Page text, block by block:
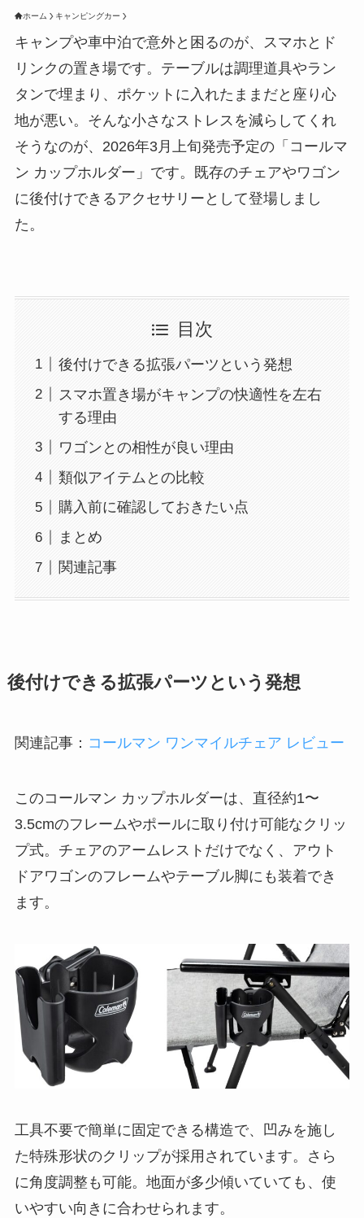
ホーム キャンピングカー
キャンプや車中泊で意外と困るのが、スマホとド
リンクの置き場です。テーブルは調理道具やラン
タンで埋まり、ポケットに入れたままだと座り心
地が悪い。そんな小さなストレスを減らしてくれ
そうなのが、2026年3月上旬発売予定の「コールマ
ン カップホルダー」です。既存のチェアやワゴン
に後付けできるアクセサリーとして登場しまし
た。
目次
後付けできる拡張パーツという発想
スマホ置き場がキャンプの快適性を左右
する理由
ワゴンとの相性が良い理由
類似アイテムとの比較
購入前に確認しておきたい点
まとめ
関連記事
後付けできる拡張パーツという発想
関連記事： コールマン ワンマイルチェア レビュー
このコールマン カップホルダーは、直径約1〜
3.5cmのフレームやポールに取り付け可能なクリッ
プ式。チェアのアームレストだけでなく、アウト
ドアワゴンのフレームやテーブル脚にも装着でき
ます。
工具不要で簡単に固定できる構造で、凹みを施し
た特殊形状のクリップが採用されています。さら
に角度調整も可能。地面が多少傾いていても、使
いやすい向きに合わせられます。